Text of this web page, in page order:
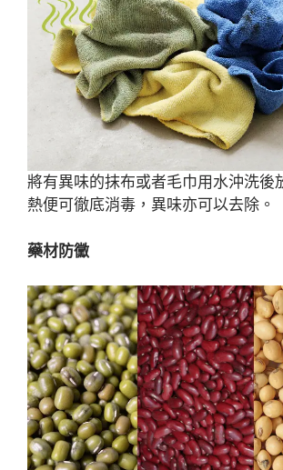
將有異味的抹布或者毛巾用水沖洗後
熱便可徹底消毒，異味亦可以去除。
藥材防黴